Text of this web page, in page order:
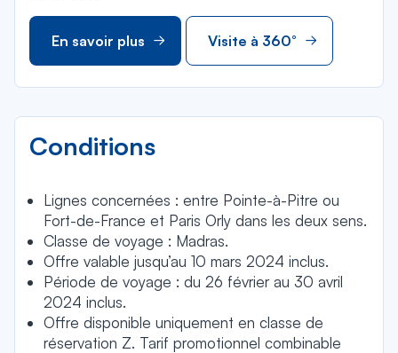
En savoir plus Visite à 360°
Conditions
Lignes concernées : entre Pointe-à-Pitre ou
Fort-de-France et Paris Orly dans les deux sens.
Classe de voyage : Madras.
Offre valable jusqu’au 10 mars 2024 inclus.
Période de voyage : du 26 février au 30 avril
2024 inclus.
Offre disponible uniquement en classe de
réservation Z. Tarif promotionnel combinable